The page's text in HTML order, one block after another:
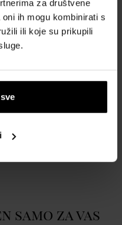
za društvene
ih mogu kombinirati s
ili koje su prikupili
mirisa sastoji se od
i originalnog suptilnog
Armaf Odyssey
koja će odgovarati svakoj
Miris obavija kožu,
samo za vas